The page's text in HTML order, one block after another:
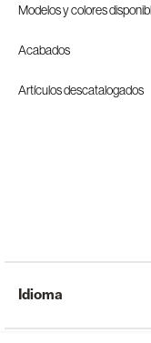
Modelos y colores
Acabados
Artículos descatalogados
Idioma